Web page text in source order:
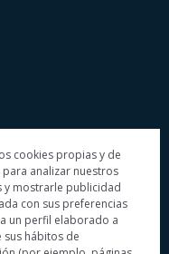
cookies propias y de
analizar nuestros
y mostrarle publicidad
con sus preferencias
un perfil elaborado a
sus hábitos de